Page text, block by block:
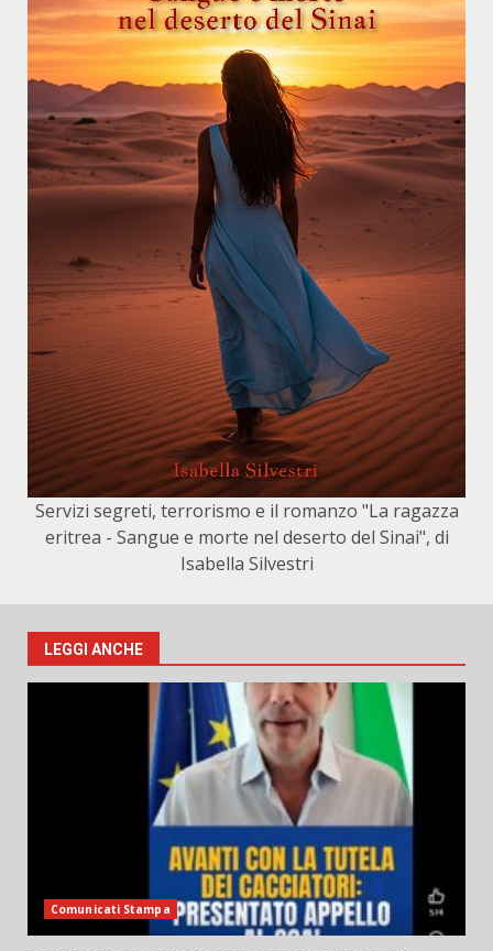
Servizi segreti, terrorismo e il romanzo "La ragazza
eritrea - Sangue e morte nel deserto del Sinai", di
Isabella Silvestri
LEGGI ANCHE
Comunicati Stampa